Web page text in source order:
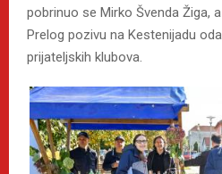
pobrinuo se Mirko Švenda Žiga,
Prelog pozivu na Kestenijadu
prijateljskih klubova.